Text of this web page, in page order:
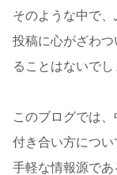
そのような中で
投稿に心がざわ
ることはないでし
このブログでは
付き合い方につ
手軽な情報源で